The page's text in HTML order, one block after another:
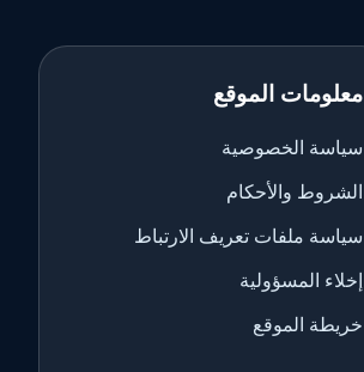
معلومات الموقع
سياسة الخصوصية
الشروط والأحكام
سياسة ملفات تعريف الارتباط
إخلاء المسؤولية
خريطة الموقع